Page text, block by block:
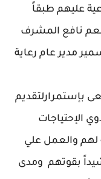
عليهم طبقاً
نافع المشرف
مدير عام رعاية
بإستمرارلتقديم
الإحتياجات
لهم والعمل علي
بقوتهم ومدى